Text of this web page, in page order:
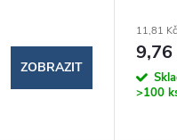
ZOBRAZIT
11,81
9,76
>100